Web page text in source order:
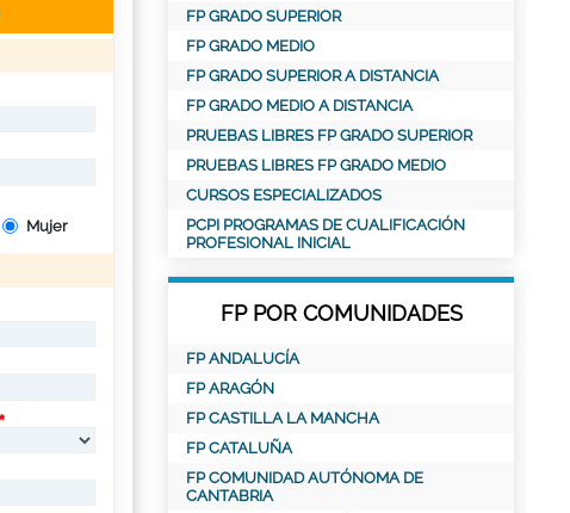
Mujer
FP GRADO SUPERIOR
FP GRADO MEDIO
FP GRADO SUPERIOR A DISTANCIA
FP GRADO MEDIO A DISTANCIA
PRUEBAS LIBRES FP GRADO SUPERIOR
PRUEBAS LIBRES FP GRADO MEDIO
CURSOS ESPECIALIZADOS
PCPI PROGRAMAS DE CUALIFICACIÓN
PROFESIONAL INICIAL
FP POR COMUNIDADES
FP ANDALUCÍA
FP ARAGÓN
FP CASTILLA LA MANCHA
FP CATALUÑA
FP COMUNIDAD AUTÓNOMA DE
CANTABRIA